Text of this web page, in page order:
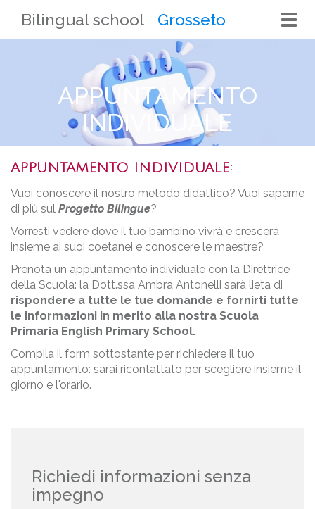
Bilingual school Grosseto
APPUNTAMENTO
INDIVIDUALE
APPUNTAMENTO INDIVIDUALE:
Vuoi conoscere il nostro metodo didattico? Vuoi saperne
di più sul Progetto Bilingue?
Vorresti vedere dove il tuo bambino vivrà e crescerà
insieme ai suoi coetanei e conoscere le maestre?
Prenota un appuntamento individuale con la Direttrice
della Scuola: la Dott.ssa Ambra Antonelli sarà lieta di
rispondere a tutte le tue domande e fornirti tutte
le informazioni in merito alla nostra Scuola
Primaria English Primary School.
Compila il form sottostante per richiedere il tuo
appuntamento: sarai ricontattato per scegliere insieme il
giorno e l'orario.
Richiedi informazioni senza
impegno